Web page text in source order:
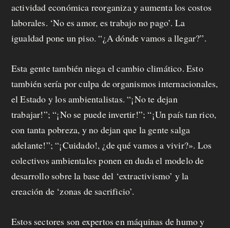
actividad económica reorganiza y aumenta los costos
laborales. ‘No es amor, es trabajo no pago’. La
igualdad pone un piso. “¿A dónde vamos a llegar?”.
Esta gente también niega el cambio climático. Esto
también sería por culpa de organismos internacionales,
el Estado y los ambientalistas. “¡No te dejan
trabajar!”; “¡No se puede invertir!”; “¡Un país tan rico,
con tanta pobreza, y no dejan que la gente salga
adelante!”; “¡Cuidado!, ¿de qué vamos a vivir?». Los
colectivos ambientales ponen en duda el modelo de
desarrollo sobre la base del ‘extractivismo’ y la
creación de ‘zonas de sacrificio’.
Estos sectores son expertos en máquinas de humo y